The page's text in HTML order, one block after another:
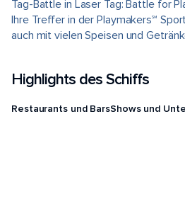
Tag-Battle in Laser Tag: Battle for
Ihre Treffer in der Playmakers℠
auch mit vielen Speisen und
Highlights des Schiffs
Restaurants und BarsShows und